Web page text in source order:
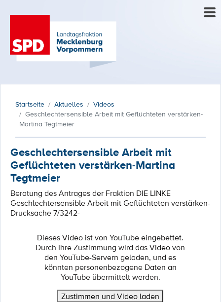
Startseite Aktuelles
Videos
Geschlechtersensible Arbeit mit Geflüchteten verstärken-
Martina Tegtmeier
Geschlechtersensible Arbeit mit
Geflüchteten verstärken-Martina
Tegtmeier
Beratung des Antrages der Fraktion DIE LINKE
Geschlechtersensible Arbeit mit Geflüchteten verstärken-
Drucksache 7/3242-
Dieses Video ist von YouTube eingebettet.
Durch Ihre Zustimmung wird das Video von
den YouTube-Servern geladen, und es
könnten personenbezogene Daten an
YouTube übermittelt werden.
Zustimmen und Video laden